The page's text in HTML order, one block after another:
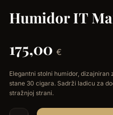
Humidor IT
175,00 €
Elegantni stolni humidor,
stane 30 cigara. Sadrži ladicu za
stražnjoj strani.